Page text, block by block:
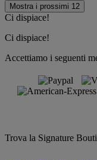
Mostra i prossimi 12
Ci dispiace!
Ci dispiace!
Accettiamo i seguenti
Trova la Signature